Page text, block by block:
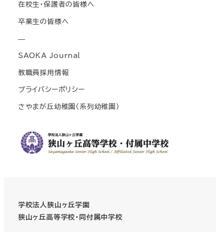
在校生・保護者の皆様へ
卒業生の皆様へ
—
SAOKA Journal
教職員採用情報
プライバシーポリシー
さやまが丘幼稚園(系列幼稚園)
学校法人狭山ヶ丘学園
狭山ヶ丘高等学校・同付属中学校